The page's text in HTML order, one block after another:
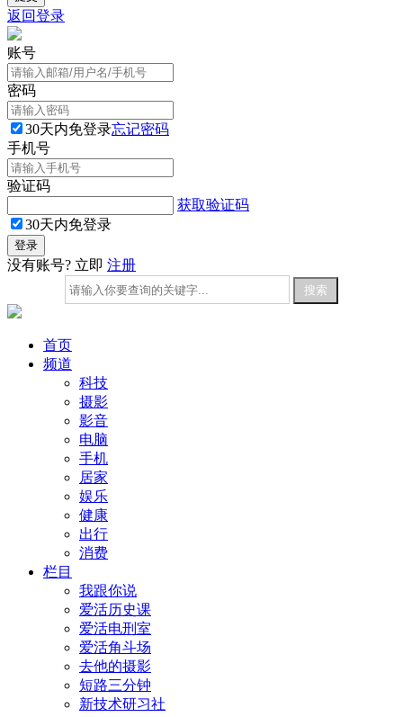
返回登录
账号
密码
30天内免登录忘记密码
手机号
验证码
获取验证码
30天内免登录
没有账号? 立即 注册
首页
频道
科技
摄影
影音
电脑
手机
居家
娱乐
健康
出行
消费
栏目
我跟你说
爱活历史课
爱活电刑室
爱活角斗场
去他的摄影
短路三分钟
新技术研习社